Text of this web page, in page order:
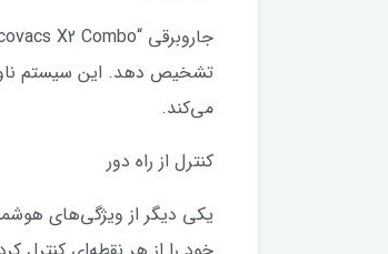
تشخیص دهد. این سیستم
می‌کند.
کنترل از راه دور
یکی دیگر از ویژگی‌های